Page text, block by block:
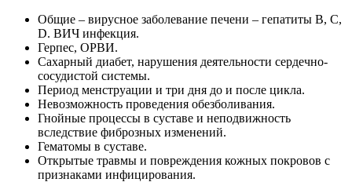
Общие – вирусное заболевание печени – гепатиты В, С,
D. ВИЧ инфекция.
Герпес, ОРВИ.
Сахарный диабет, нарушения деятельности сердечно-
сосудистой системы.
Период менструации и три дня до и после цикла.
Невозможность проведения обезболивания.
Гнойные процессы в суставе и неподвижность
вследствие фиброзных изменений.
Гематомы в суставе.
Открытые травмы и повреждения кожных покровов с
признаками инфицирования.